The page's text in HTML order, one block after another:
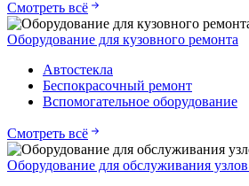
Смотреть всё
Оборудование для кузовного ремонта
Автостекла
Беспокрасочный ремонт
Вспомогательное оборудование
Смотреть всё
Оборудование для обслуживания